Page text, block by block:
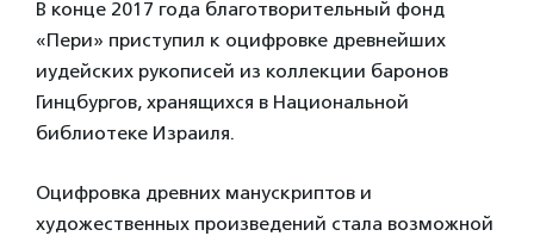
В конце 2017 года благотворительный фонд
«Пери» приступил к оцифровке древнейших
иудейских рукописей из коллекции баронов
Гинцбургов, хранящихся в Национальной
библиотеке Израиля.
Оцифровка древних манускриптов и
художественных произведений стала возможной